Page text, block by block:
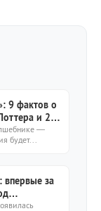
9 фактов о
и 20-
—
будет...
впервые за